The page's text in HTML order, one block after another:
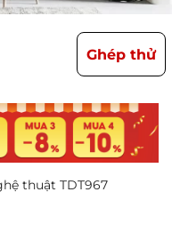
Ghép thử
thuật TDT967